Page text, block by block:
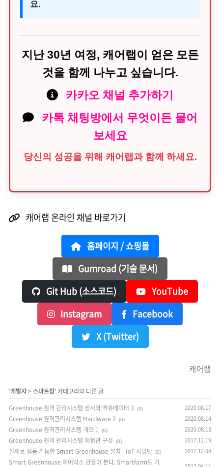
요.
지난 30년 여정, 캐어랩이 얻은 모든
것을 함께 나누고 싶습니다.
카카오 채널 추가하기
카톡 채팅방에서 무엇이든 물어
보세요
당신의 성공을 위해 캐어랩과 함께 하세요.
캐어랩 온라인 채널 바로가기
홈페이지 / 쇼핑몰
Gumroad (기술 문서)
Git Hub (소스코드)
YouTube
Instagram
Facebook
X (Twitter)
캐어랩
'개발자> 스마트팜' 카테고리의 다른 글
Greenhouse 원격 관리시스템 센서와 액츄에이터 3
(0) 2020.08.17
Greenhouse 원격관리시스템 Hardware 2 (0) 2020.08.14
Greenhouse 원격관리시스템 개요 1 (0) 2020.08.13
Greenhouse 원격 관리시스템 체험관 구성 (0) 2017.12.19
실제로 적용 가능한 Smart Greenhouse 설치 - IoT 사업단 (0) 2017.12.04
Smart Greenhouse 제어박스 만들어 본다. Smartfarm도 가